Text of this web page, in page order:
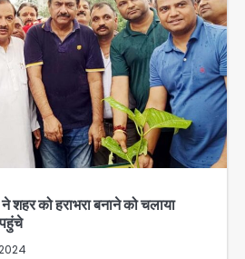
शहर को हराभरा बनाने को चलाया
JHJ
Rashidi’s controversial:
नहीं, आतंकवादी हैं’, मौलाना का
पर विवादित बयान, BJP विधायक ने
FIR, NSA की मांग
Kumar
Ghar Tiranga Campaign:
में 9 से 17 अगस्त तक चलेगा जन-
महाअभियान, डीएम ने की समीक्षा
Kumar